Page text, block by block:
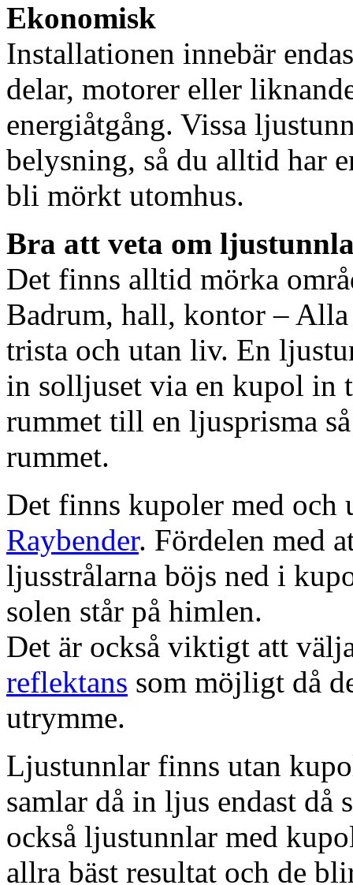
Ekonomisk
Installationen innebär
delar, motorer eller
energiåtgång. Vissa
belysning, så du alltid har
bli mörkt utomhus.
Bra att veta om
Det finns alltid mörka
Badrum, hall, kontor – Alla
trista och utan liv. En
in solljuset via en kupol in
rummet till en ljusprisma
rummet.
Det finns kupoler med och
Raybender. Fördelen med
ljusstrålarna böjs ned i
solen står på himlen.
Det är också viktigt att
reflektans som möjligt då
utrymme.
Ljustunnlar finns utan
samlar då in ljus endast då
också ljustunnlar med
allra bäst resultat och de